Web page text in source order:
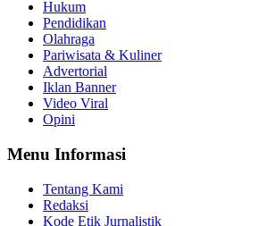
Hukum
Pendidikan
Olahraga
Pariwisata & Kuliner
Advertorial
Iklan Banner
Video Viral
Opini
Menu Informasi
Tentang Kami
Redaksi
Kode Etik Jurnalistik